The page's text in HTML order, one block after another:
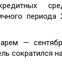
периода
—
сократился